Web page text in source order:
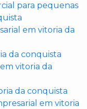
para pequenas
em vitoria da
da conquista
vitoria da
da conquista
em vitoria